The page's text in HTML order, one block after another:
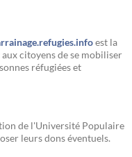
est la
citoyens de se mobiliser
réfugiées et
de l'Université Populaire
leurs dons éventuels.